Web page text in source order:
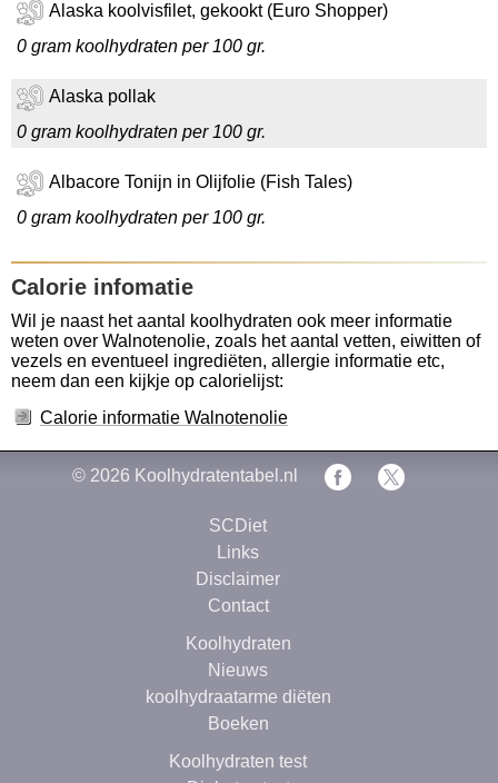
Alaska koolvisfilet, gekookt (Euro Shopper)
0 gram koolhydraten per 100 gr.
Alaska pollak
0 gram koolhydraten per 100 gr.
Albacore Tonijn in Olijfolie (Fish Tales)
0 gram koolhydraten per 100 gr.
Calorie infomatie
Wil je naast het aantal koolhydraten ook meer informatie
weten over Walnotenolie, zoals het aantal vetten, eiwitten of
vezels en eventueel ingrediëten, allergie informatie etc,
neem dan een kijkje op calorielijst:
Calorie informatie Walnotenolie
© 2026 Koolhydratentabel.nl
SCDiet
Links
Disclaimer
Contact
Koolhydraten
Nieuws
koolhydraatarme diëten
Boeken
Koolhydraten test